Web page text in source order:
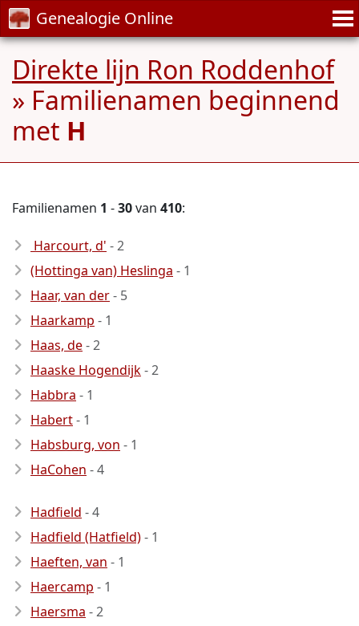
Genealogie Online
Direkte lijn Ron Roddenhof
» Familienamen beginnend
met H
Familienamen 1 -30van 410:
Harcourt, d' - 2
(Hottinga van) Heslinga - 1
Haar, van der- 5
Haarkamp - 1
Haas, de- 2
Haaske Hogendijk- 2
Habbra - 1
Habert- 1
Habsburg, von - 1
HaCohen - 4
Hadfield - 4
Hadfield (Hatfield)- 1
Haeften, van - 1
Haercamp - 1
Haersma - 2